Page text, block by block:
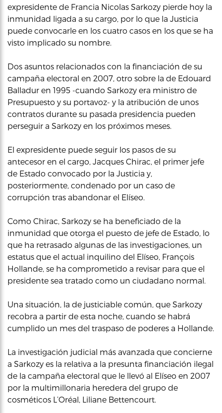
expresidente de Francia Nicolas Sarkozy pierde hoy la
inmunidad ligada a su cargo, por lo que la Justicia
puede convocarle en los cuatro casos en los que se ha
visto implicado su nombre.
Dos asuntos relacionados con la financiación de su
campaña electoral en 2007, otro sobre la de Edouard
Balladur en 1995 -cuando Sarkozy era ministro de
Presupuesto y su portavoz- y la atribución de unos
contratos durante su pasada presidencia pueden
perseguir a Sarkozy en los próximos meses.
El expresidente puede seguir los pasos de su
antecesor en el cargo, Jacques Chirac, el primer jefe
de Estado convocado por la Justicia y,
posteriormente, condenado por un caso de
corrupción tras abandonar el Elíseo.
Como Chirac, Sarkozy se ha beneficiado de la
inmunidad que otorga el puesto de jefe de Estado, lo
que ha retrasado algunas de las investigaciones, un
estatus que el actual inquilino del Elíseo, François
Hollande, se ha comprometido a revisar para que el
presidente sea tratado como un ciudadano normal.
Una situación, la de justiciable común, que Sarkozy
recobra a partir de esta noche, cuando se habrá
cumplido un mes del traspaso de poderes a Hollande.
La investigación judicial más avanzada que concierne
a Sarkozy es la relativa a la presunta financiación ilegal
de la campaña electoral que le llevó al Elíseo en 2007
por la multimillonaria heredera del grupo de
cosméticos L’Oréal, Liliane Bettencourt.